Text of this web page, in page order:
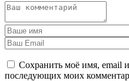
Сохранить моё имя, email и
последующих моих